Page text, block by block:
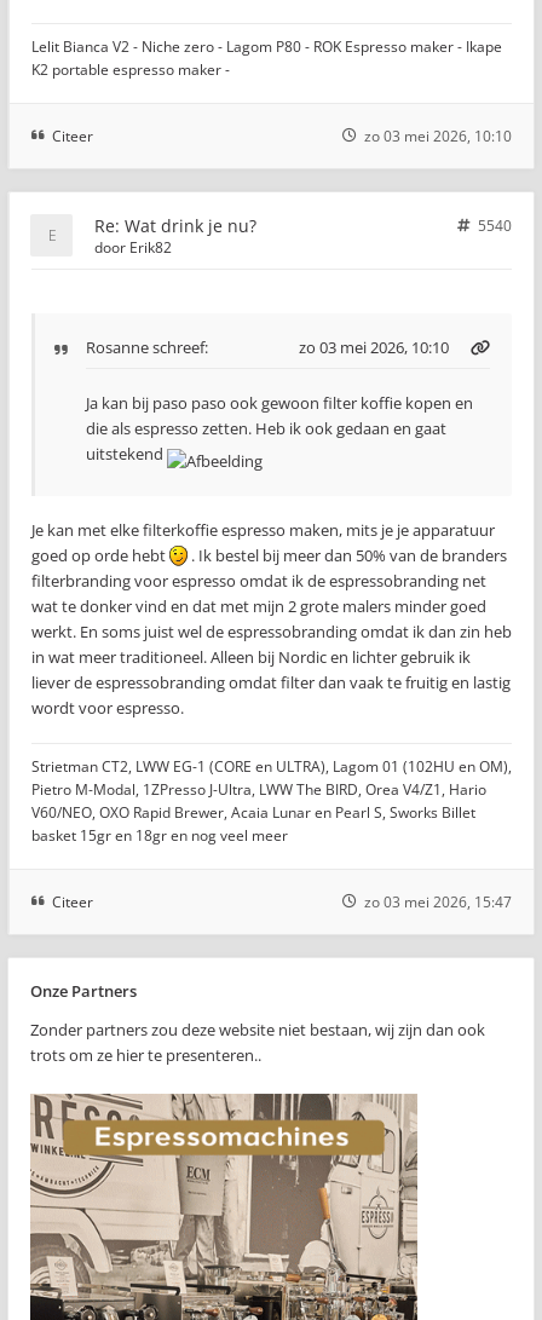
Lelit Bianca V2 - Niche zero - Lagom P80 - ROK Espresso maker - Ikape
K2 portable espresso maker -
Citeer zo 03 mei 2026, 10:10
Re: Wat drink je nu?
5540
door Erik82
Rosanneschreef: zo 03 mei 2026, 10:10
Ja kan bij paso paso ook gewoon filter koffie kopen en
die als espresso zetten. Heb ik ook gedaan en gaat
uitstekend
Je kan met elke filterkoffie espresso maken, mits je je apparatuur
goed op orde hebt
. Ik bestel bij meer dan 50% van de branders
filterbranding voor espresso omdat ik de espressobranding net
wat te donker vind en dat met mijn 2 grote malers minder goed
werkt. En soms juist wel de espressobranding omdat ik dan zin heb
in wat meer traditioneel. Alleen bij Nordic en lichter gebruik ik
liever de espressobranding omdat filter dan vaak te fruitig en lastig
wordt voor espresso.
Strietman CT2, LWW EG-1 (CORE en ULTRA), Lagom 01 (102HU en OM),
Pietro M-Modal, 1ZPresso J-Ultra, LWW The BIRD, Orea V4/Z1, Hario
V60/NEO, OXO Rapid Brewer, Acaia Lunar en Pearl S, Sworks Billet
basket 15gr en 18gr en nog veel meer
Citeer zo 03 mei 2026, 15:47
Onze Partners
Zonder partners zou deze website niet bestaan, wij zijn dan ook
trots om ze hier te presenteren..